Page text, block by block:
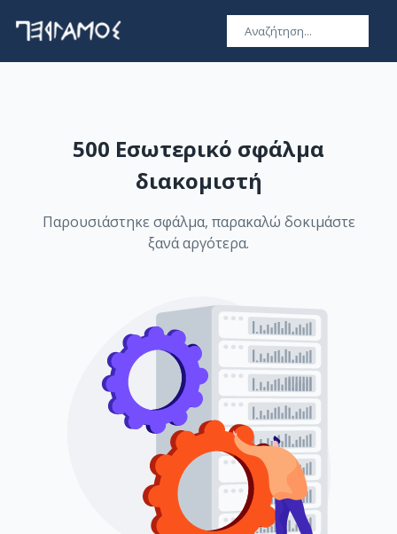
500 Εσωτερικό σφάλμα
διακομιστή
Παρουσιάστηκε σφάλμα, παρακαλώ δοκιμάστε
ξανά αργότερα.